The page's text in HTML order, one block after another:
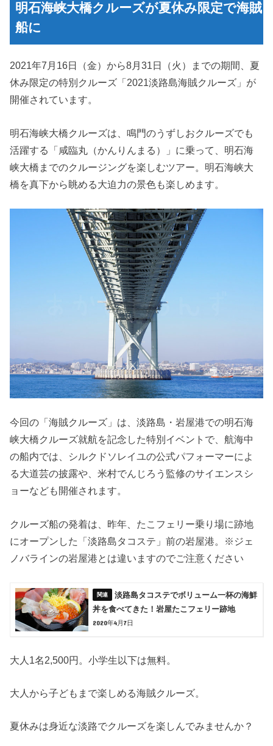
明石海峡大橋クルーズが夏休み限定で海賊
船に
2021年7月16日（金）から8月31日（火）までの期間、夏
休み限定の特別クルーズ「2021淡路島海賊クルーズ」が
開催されています。
明石海峡大橋クルーズは、鳴門のうずしおクルーズでも
活躍する「咸臨丸（かんりんまる）」に乗って、明石海
峡大橋までのクルージングを楽しむツアー。明石海峡大
橋を真下から眺める大迫力の景色も楽しめます。
今回の「海賊クルーズ」は、淡路島・岩屋港での明石海
峡大橋クルーズ就航を記念した特別イベントで、航海中
の船内では、シルクドソレイユの公式パフォーマーによ
る大道芸の披露や、米村でんじろう監修のサイエンスシ
ョーなども開催されます。
クルーズ船の発着は、昨年、たこフェリー乗り場に跡地
にオープンした「淡路島タコステ」前の岩屋港。※ジェ
ノバラインの岩屋港とは違いますのでご注意ください
淡路島タコステでボリューム一杯の海鮮
丼を食べてきた！岩屋たこフェリー跡地
2020年4月7日
大人1名2,500円。小学生以下は無料。
大人から子どもまで楽しめる海賊クルーズ。
夏休みは身近な淡路でクルーズを楽しんでみませんか？